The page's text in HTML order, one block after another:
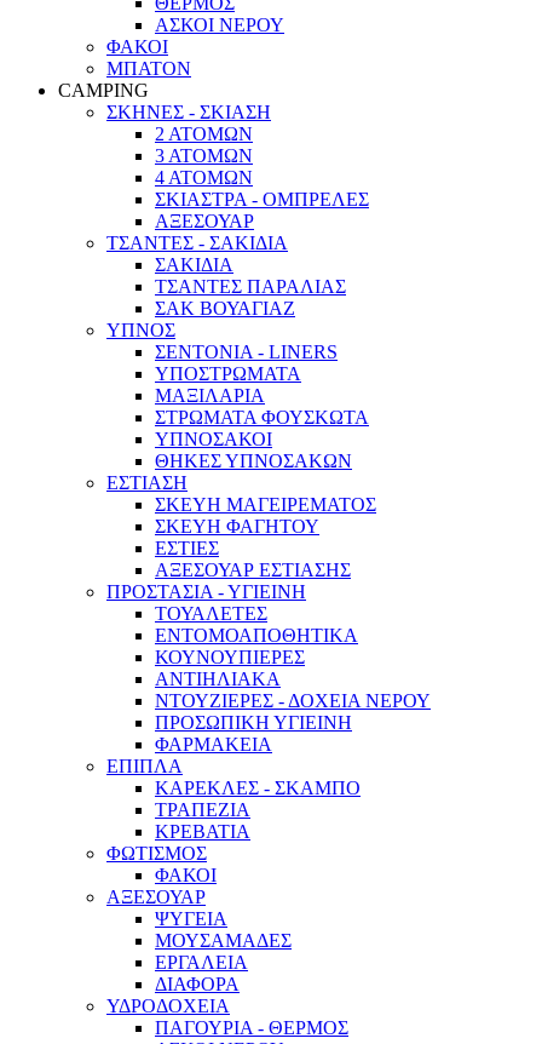
ΑΣΚΟΙ ΝΕΡΟΥ
ΦΑΚΟΙ
ΜΠΑΤΟΝ
CAMPING
ΣΚΗΝΕΣ - ΣΚΙΑΣΗ
2 ΑΤΟΜΩΝ
3 ΑΤΟΜΩΝ
4 ΑΤΟΜΩΝ
ΣΚΙΑΣΤΡΑ - ΟΜΠΡΕΛΕΣ
ΑΞΕΣΟΥΑΡ
ΤΣΑΝΤΕΣ - ΣΑΚΙΔΙΑ
ΣΑΚΙΔΙΑ
ΤΣΑΝΤΕΣ ΠΑΡΑΛΙΑΣ
ΣΑΚ ΒΟΥΑΓΙΑΖ
ΥΠΝΟΣ
ΣΕΝΤΟΝΙΑ - LINERS
ΥΠΟΣΤΡΩΜΑΤΑ
ΜΑΞΙΛΑΡΙΑ
ΣΤΡΩΜΑΤΑ ΦΟΥΣΚΩΤΑ
ΥΠΝΟΣΑΚΟΙ
ΘΗΚΕΣ ΥΠΝΟΣΑΚΩΝ
ΕΣΤΙΑΣΗ
ΣΚΕΥΗ ΜΑΓΕΙΡΕΜΑΤΟΣ
ΣΚΕΥΗ ΦΑΓΗΤΟΥ
ΕΣΤΙΕΣ
ΑΞΕΣΟΥΑΡ ΕΣΤΙΑΣΗΣ
ΠΡΟΣΤΑΣΙΑ - ΥΓΙΕΙΝΗ
ΤΟΥΑΛΕΤΕΣ
ΕΝΤΟΜΟΑΠΟΘΗΤΙΚΑ
ΚΟΥΝΟΥΠΙΕΡΕΣ
ΑΝΤΙΗΛΙΑΚΑ
ΝΤΟΥΖΙΕΡΕΣ - ΔΟΧΕΙΑ ΝΕΡΟΥ
ΠΡΟΣΩΠΙΚΗ ΥΓΙΕΙΝΗ
ΦΑΡΜΑΚΕΙΑ
ΕΠΙΠΛΑ
ΚΑΡΕΚΛΕΣ - ΣΚΑΜΠΟ
ΤΡΑΠΕΖΙΑ
ΚΡΕΒΑΤΙΑ
ΦΩΤΙΣΜΟΣ
ΦΑΚΟΙ
ΑΞΕΣΟΥΑΡ
ΨΥΓΕΙΑ
ΜΟΥΣΑΜΑΔΕΣ
ΕΡΓΑΛΕΙΑ
ΔΙΑΦΟΡΑ
ΥΔΡΟΔΟΧΕΙΑ
ΠΑΓΟΥΡΙΑ - ΘΕΡΜΟΣ